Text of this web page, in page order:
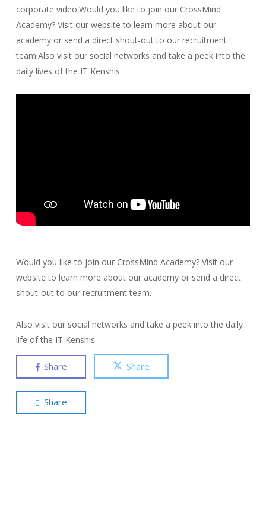
corporate video.Would you like to join our CrossMind
Academy? Visit our website to learn more about our
academy or send a direct shout-out to our recruitment
team.Also visit our social networks and take a peek into the
daily lives of the IT Kenshis.
Would you like to join our CrossMind Academy? Visit our
website to learn more about our academy or send a direct
shout-out to our recruitment team.
Also visit our social networks and take a peek into the daily
life of the IT Kenshis.
Share Share
Share